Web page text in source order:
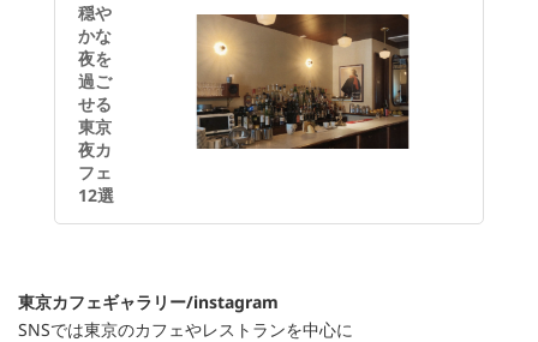
穏や
かな
夜を
過ご
せる
東京
夜カ
フェ
12選
東京カフェギャラリー/instagram
SNSでは東京のカフェやレストランを中心に